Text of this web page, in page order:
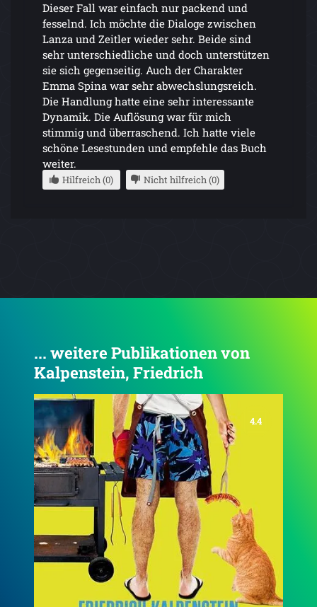
Dieser Fall war einfach nur packend und
fesselnd. Ich möchte die Dialoge zwischen
Lanza und Zeitler wieder sehr. Beide sind
sehr unterschiedliche und doch unterstützen
sie sich gegenseitig. Auch der Charakter
Emma Spina war sehr abwechslungsreich.
Die Handlung hatte eine sehr interessante
Dynamik. Die Auflösung war für mich
stimmig und überraschend. Ich hatte viele
schöne Lesestunden und empfehle das Buch
weiter.
Hilfreich (0) Nicht hilfreich (0)
... weitere Publikationen von
Kalpenstein, Friedrich
4.2